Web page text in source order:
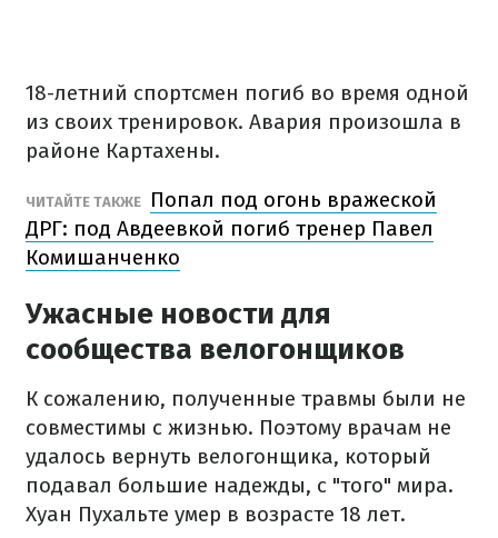
18-летний спортсмен погиб во время одной
из своих тренировок. Авария произошла в
районе Картахены.
ЧИТАЙТЕ ТАКЖЕ
Попал под огонь вражеской
ДРГ: под Авдеевкой погиб тренер Павел
Комишанченко
Ужасные новости для
сообщества велогонщиков
К сожалению, полученные травмы были не
совместимы с жизнью. Поэтому врачам не
удалось вернуть велогонщика, который
подавал большие надежды, с "того" мира.
Хуан Пухальте умер в возрасте 18 лет.